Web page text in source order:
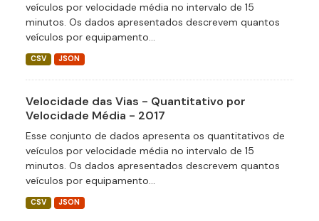
veículos por velocidade média no intervalo de 15
minutos. Os dados apresentados descrevem quantos
veículos por equipamento...
CSV JSON
Velocidade das Vias - Quantitativo por
Velocidade Média - 2017
Esse conjunto de dados apresenta os quantitativos de
veículos por velocidade média no intervalo de 15
minutos. Os dados apresentados descrevem quantos
veículos por equipamento...
CSV JSON